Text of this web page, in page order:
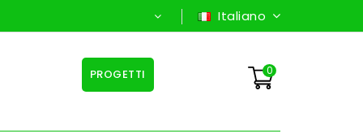
Italiano
0
PROGETTI